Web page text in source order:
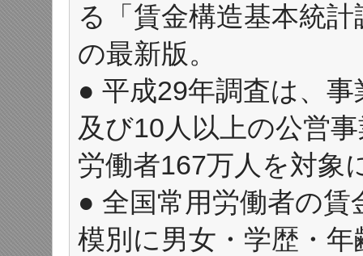
る「賃金構造基本統
の最新版。
● 平成29年調査は、
及び10人以上の公営
労働者167万人を対象
● 全国常用労働者の
模別に男女・学歴・